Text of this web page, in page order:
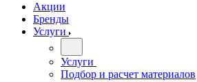
Акции
Бренды
Услуги
Услуги
Подбор и расчет материалов